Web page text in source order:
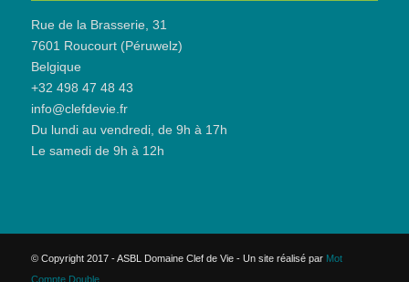
Rue de la Brasserie, 31
7601 Roucourt (Péruwelz)
Belgique
+32 498 47 48 43
info@clefdevie.fr
Du lundi au vendredi, de 9h à 17h
Le samedi de 9h à 12h
© Copyright 2017 - ASBL Domaine Clef de Vie - Un site réalisé par Mot
Compte Double